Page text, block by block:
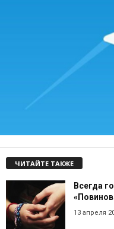
ЧИТАЙТЕ ТАКЖЕ
Всегда
13 апреля